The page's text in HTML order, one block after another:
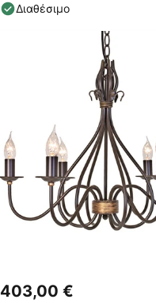
Διαθέσιμο
403,00 €